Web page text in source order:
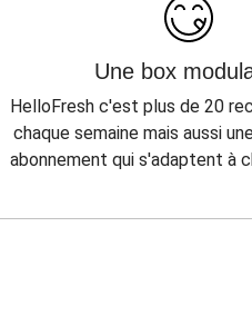
Une box
HelloFresh c'est plus de 20
chaque semaine mais aussi
abonnement qui s'adaptent à